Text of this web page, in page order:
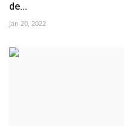
de...
Jan 20, 2022